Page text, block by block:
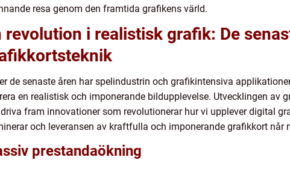
resa genom den framtida grafikens värld.
revolution i realistisk grafik: De
de senaste åren har spelindustrin och grafikintensiva
en realistisk och imponerande bildupplevelse. Utvecklingen
fram innovationer som revolutionerar hur vi upplever digital
och leveransen av kraftfulla och imponerande grafikkort når
prestandaökning